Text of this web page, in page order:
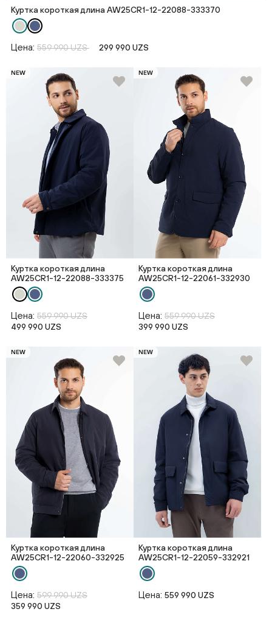
Куртка короткая длина AW25CR1-12-22088-333370
Цена: 559 990 UZS 299 990 UZS
NEW
Куртка короткая длина
AW25CR1-12-22088-333375
Цена: 559 990 UZS
499 990 UZS
NEW
Куртка короткая длина
AW25CR1-12-22061-332930
Цена: 559 990 UZS
399 990 UZS
NEW
Куртка короткая длина
AW25CR1-12-22060-332925
Цена: 599 990 UZS
359 990 UZS
NEW
Куртка короткая длина
AW25CR1-12-22059-332921
Цена: 559 990 UZS